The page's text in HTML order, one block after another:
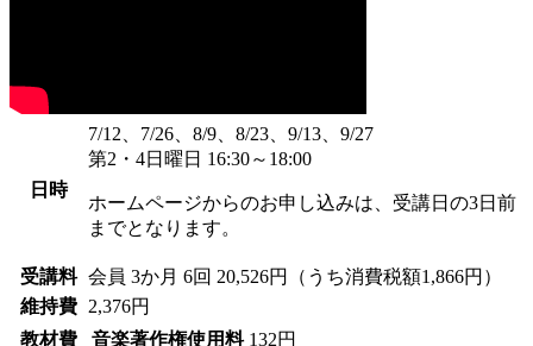
日時
7/12、7/26、8/9、8/23、9/13、9/27
第2・4日曜日 16:30～18:00
ホームページからのお申し込みは、受講日の3日前
までとなります。
受講料 会員 3か月 6回 20,526円（うち消費税額1,866円）
維持費
2,376円
教材費
音楽著作権使用料 132円